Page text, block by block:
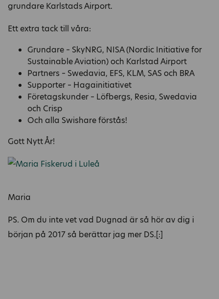
grundare Karlstads Airport.
Ett extra tack till våra:
Grundare – SkyNRG, NISA (Nordic Initiative for
Sustainable Aviation) och Karlstad Airport
Partners – Swedavia, EFS, KLM, SAS och BRA
Supporter – Hagainitiativet
Företagskunder – Löfbergs, Resia, Swedavia
och Crisp
Och alla Swishare förstås!
Gott Nytt År!
Maria
PS. Om du inte vet vad Dugnad är så hör av dig i
början på 2017 så berättar jag mer DS.[:]